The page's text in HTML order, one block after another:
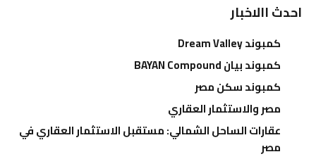
احدث االاخبار
كمبوند Dream Valley
كمبوند بيان BAYAN Compound
كمبوند سكن مصر
مصر والاستثمار العقاري
عقارات الساحل الشمالي: مستقبل الاستثمار العقاري في
مصر